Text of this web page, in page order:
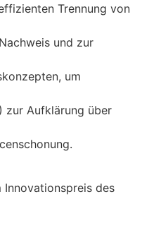
Trennung von
und zur
um
zur Aufklärung über
des